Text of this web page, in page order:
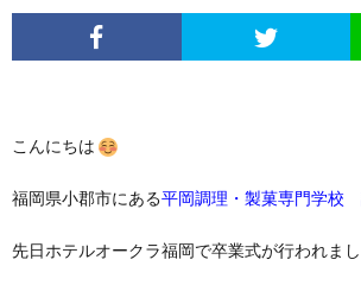
こんにちは
福岡県小郡市にある平岡調理・製菓専門学校
先日ホテルオークラ福岡で卒業式が行われま